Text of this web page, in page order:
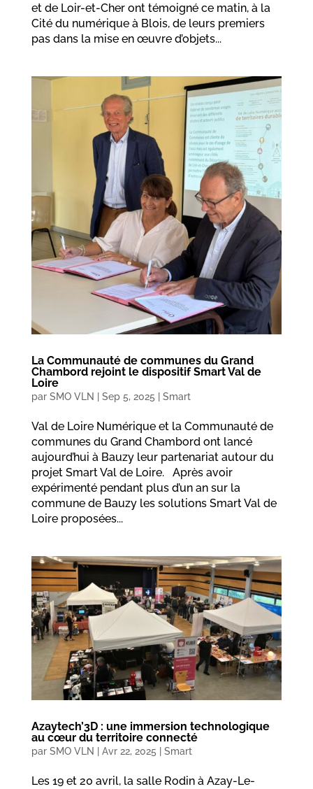
et de Loir-et-Cher ont témoigné ce matin, à la
Cité du numérique à Blois, de leurs premiers
pas dans la mise en œuvre d’objets...
La Communauté de communes du Grand
Chambord rejoint le dispositif Smart Val de
Loire
par SMO VLN Sep 5, 2025 Smart
Val de Loire Numérique et la Communauté de
communes du Grand Chambord ont lancé
aujourd’hui à Bauzy leur partenariat autour du
projet Smart Val de Loire. Après avoir
expérimenté pendant plus d’un an sur la
commune de Bauzy les solutions Smart Val de
Loire proposées...
Azaytech’3D : une immersion technologique
au cœur du territoire connecté
par SMO VLN Avr 22, 2025 Smart
Les 19 et 20 avril, la salle Rodin à Azay-Le-